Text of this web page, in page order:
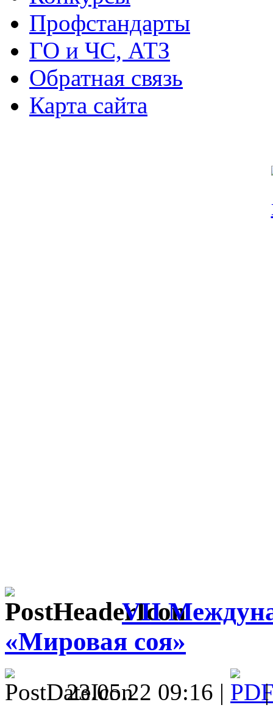
Профстандарты
ГО и ЧС, АТЗ
Обратная связь
Карта сайта
VII
«Мировая соя»
23.05.22 09:16 |